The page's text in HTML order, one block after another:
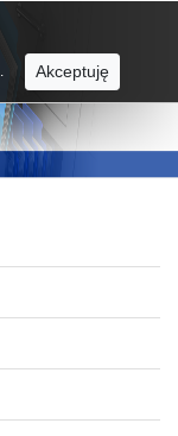
Akceptuję